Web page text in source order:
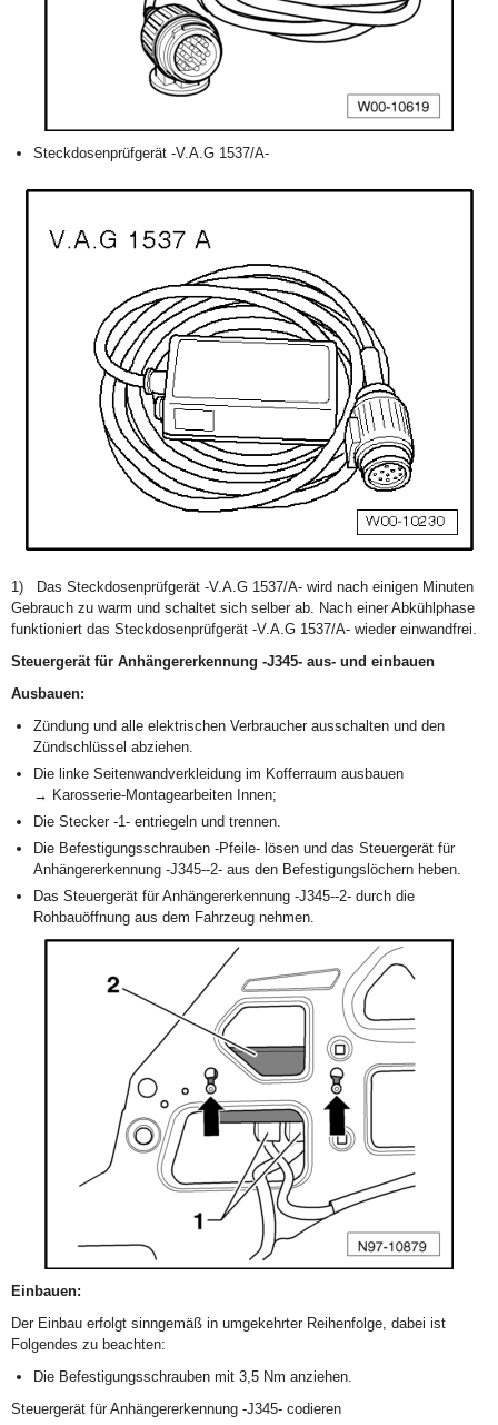
Steckdosenprüfgerät -V.A.G 1537/A-
1) Das Steckdosenprüfgerät -V.A.G 1537/A- wird nach einigen Minuten
Gebrauch zu warm und schaltet sich selber ab. Nach einer Abkühlphase
funktioniert das Steckdosenprüfgerät -V.A.G 1537/A- wieder einwandfrei.
Steuergerät für Anhängererkennung -J345- aus- und einbauen
Ausbauen:
Zündung und alle elektrischen Verbraucher ausschalten und den
Zündschlüssel abziehen.
Die linke Seitenwandverkleidung im Kofferraum ausbauen
→ Karosserie-Montagearbeiten Innen;
Die Stecker -1- entriegeln und trennen.
Die Befestigungsschrauben -Pfeile- lösen und das Steuergerät für
Anhängererkennung -J345--2- aus den Befestigungslöchern heben.
Das Steuergerät für Anhängererkennung -J345--2- durch die
Rohbauöffnung aus dem Fahrzeug nehmen.
Einbauen:
Der Einbau erfolgt sinngemäß in umgekehrter Reihenfolge, dabei ist
Folgendes zu beachten:
Die Befestigungsschrauben mit 3,5 Nm anziehen.
Steuergerät für Anhängererkennung -J345- codieren